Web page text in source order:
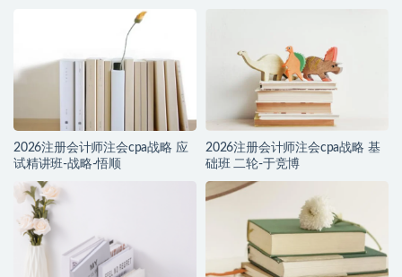
2026注册会计师注会cpa战略 应
试精讲班-战略-悟顺
2026注册会计师注会cpa战略 基
础班 二轮-于竞博